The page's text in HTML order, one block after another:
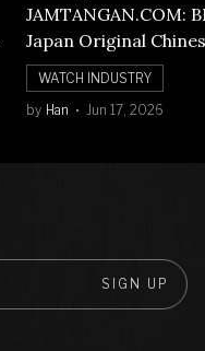
JAMTANGAN.COM:
Japan Original
Numerals Watch
WATCH INDUSTRY
by Han Jun 17, 2026
SIGN UP